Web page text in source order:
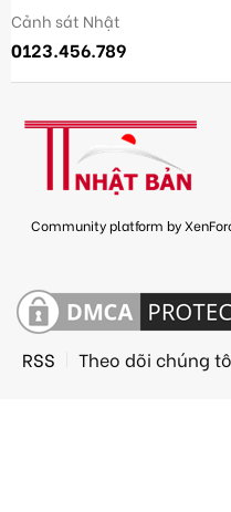
Cảnh sát Nhật
0123.456.789
Community platform by
RSS Theo dõi chúng